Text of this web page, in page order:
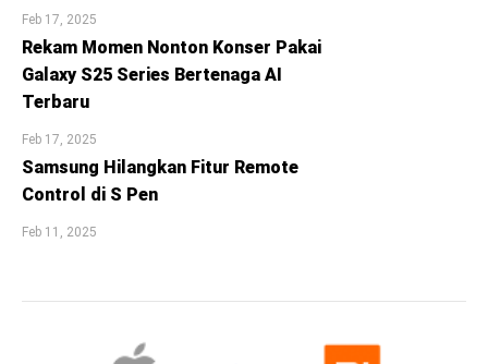
Feb 17, 2025
Rekam Momen Nonton Konser Pakai
Galaxy S25 Series Bertenaga AI
Terbaru
Feb 17, 2025
Samsung Hilangkan Fitur Remote
Control di S Pen
Feb 11, 2025